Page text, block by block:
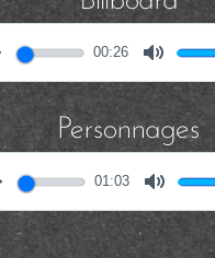
00:26
Personnages
01:03